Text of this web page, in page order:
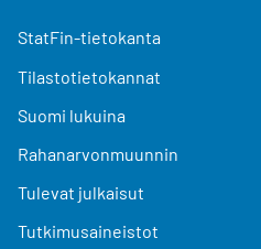
StatFin-tietokanta
Tilastotietokannat
Suomi lukuina
Rahanarvonmuunnin
Tulevat julkaisut
Tutkimusaineistot